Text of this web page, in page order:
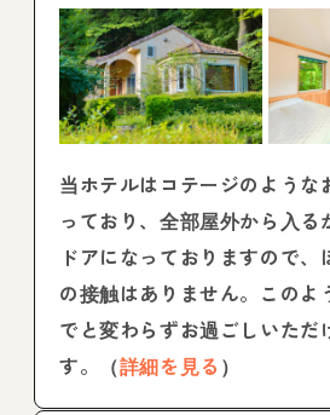
当ホテルはコテージのような
っており、全部屋外から入る
ドアになっておりますので
の接触はありません。このよ
でと変わらずお過ごしいただ
す。（詳細を見る ）